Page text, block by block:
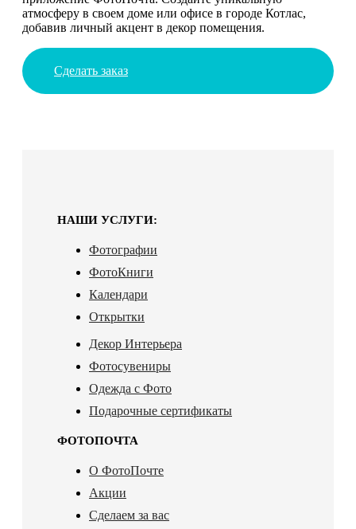
атмосферу в своем доме или офисе в городе Котлас,
добавив личный акцент в декор помещения.
Сделать заказ
НАШИ УСЛУГИ:
Фотографии
ФотоКниги
Календари
Открытки
Декор Интерьера
Фотосувениры
Одежда с Фото
Подарочные сертификаты
ФОТОПОЧТА
О ФотоПочте
Акции
Сделаем за вас